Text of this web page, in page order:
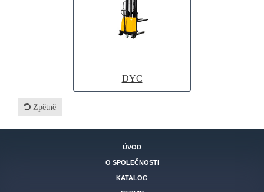
DYC
Zpětně
ÚVOD
O SPOLEČNOSTI
KATALOG